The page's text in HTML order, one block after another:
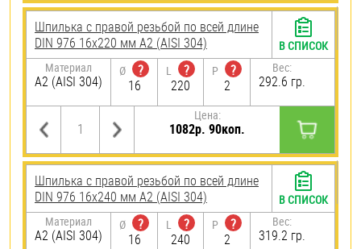
Шпилька с правой резьбой по всей длине
DIN 976 16х220 мм А2 (AISI 304)
Материал
А2 (AISI 304)
Ø
?
16
L
?
220
P
?
2
Вес:
292.6 гр.
Цена:
1082р. 90коп.
В СПИСОК
Шпилька с правой резьбой по всей длине
DIN 976 16х240 мм А2 (AISI 304)
Материал
А2 (AISI 304)
Ø
?
16
L
?
240
P
?
2
Вес:
319.2 гр.
В СПИСОК